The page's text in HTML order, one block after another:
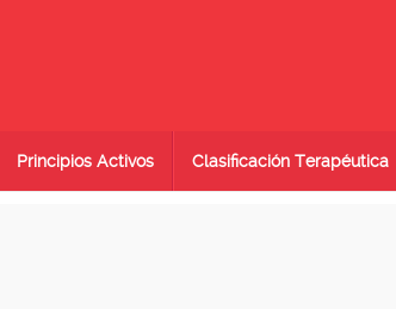
Principios Activos Clasificación Terapéutica